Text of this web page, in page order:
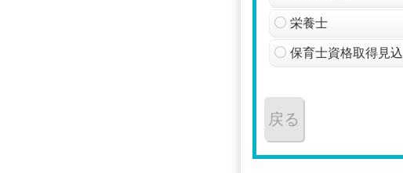
栄養士
保育士資格取得見込
戻る